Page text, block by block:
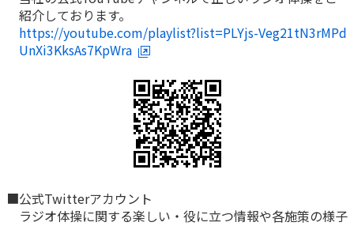
ラジオ体操・みんなの体操
ラジオ体操ポータルサイト
お客さまの声／お客さまサービス向上の取組み
かんぽジャンクション
紹介しております。
https://youtube.com/playlist?list=PLYjs-Veg21tN3rMPd
UnXi3KksAs7KpWra
■公式Twitterアカウント
ラジオ体操に関する楽しい・役に立つ情報や各施策の様子